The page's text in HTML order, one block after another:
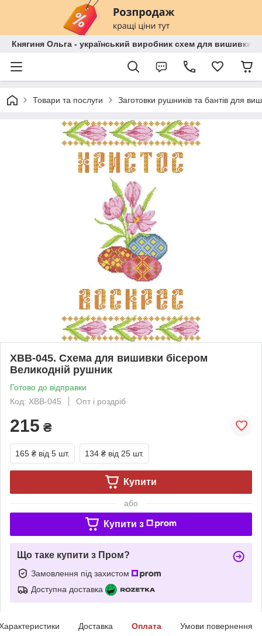
Княгиня Ольга - український виробник схем для вишивки
Товари та послуги Заготовки рушників та бантів для
ХВВ-045. Схема для вишивки бісером
Великодній рушник
Готово до відправки
Код: ХВВ-045
Опт і роздріб
215 ₴
165 ₴ від 5 шт. 134 ₴ від 25 шт.
Купити
або
Купити з
Що таке купити з Пром?
Замовлення під захистом
Доступна доставка
Доставка Оплата Умови повернення